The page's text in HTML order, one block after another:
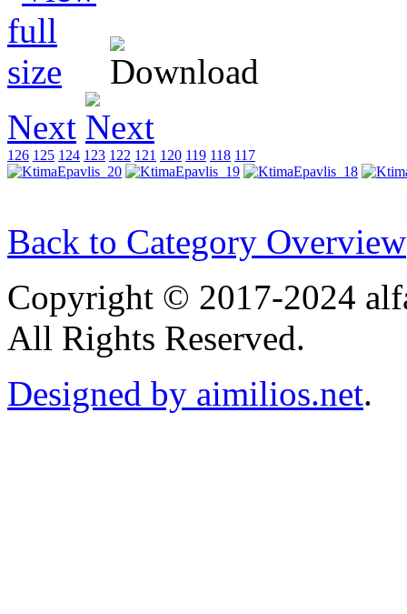
Next
126 125 124 123 122 121 120 119 118 117
Back to Category Overview
Copyright © 2017-2024
All Rights Reserved.
Designed by aimilios.net.